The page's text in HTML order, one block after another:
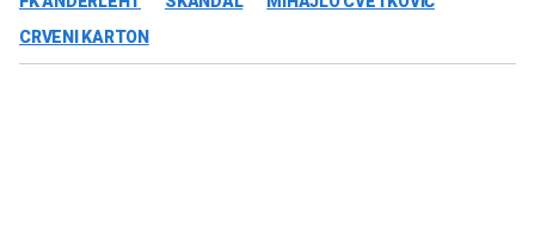
CRVENI KARTON